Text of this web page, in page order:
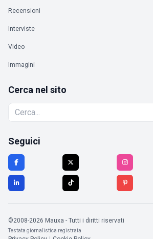
Recensioni
Interviste
Video
Immagini
Cerca nel sito
Seguici
©2008-2026 Mauxa - Tutti i diritti riservati
Testata giornalistica registrata